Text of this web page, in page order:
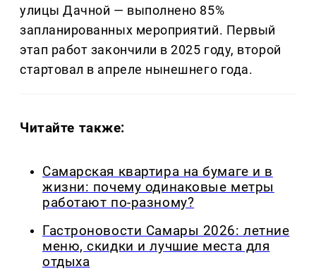
улицы Дачной — выполнено 85%
запланированных мероприятий. Первый
этап работ закончили в 2025 году, второй
стартовал в апреле нынешнего года.
Читайте также:
Самарская квартира на бумаге и в
жизни: почему одинаковые метры
работают по-разному?
Гастроновости Самары 2026: летние
меню, скидки и лучшие места для
отдыха